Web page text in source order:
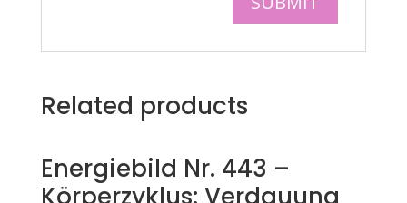
Related products
Energiebild Nr. 443 –